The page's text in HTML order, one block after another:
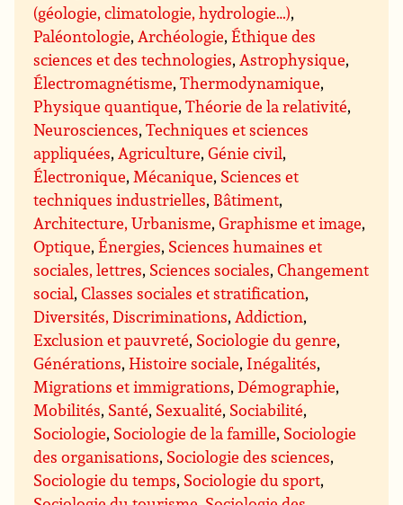
(géologie, climatologie, hydrologie…),
Paléontologie, Archéologie,Éthique des
sciences et des technologies, Astrophysique,
Électromagnétisme,Thermodynamique,
Physique quantique,Théorie de la relativité,
Neurosciences,Techniques et sciences
appliquées, Agriculture,Génie civil,
Électronique, Mécanique, Sciences et
techniques industrielles, Bâtiment,
Architecture, Urbanisme,Graphisme et image,
Optique,Énergies, Sciences humaines et
sociales, lettres, Sciences sociales,Changement
social,Classes sociales et stratification,
Diversités, Discriminations, Addiction,
Exclusion et pauvreté, Sociologie du genre,
Générations,Histoire sociale, Inégalités,
Migrations et immigrations,Démographie,
Mobilités, Santé, Sexualité, Sociabilité,
Sociologie, Sociologie de la famille, Sociologie
des organisations, Sociologie des sciences,
Sociologie du temps, Sociologie du sport,